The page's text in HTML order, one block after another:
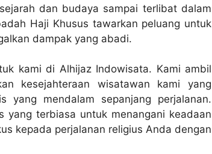
dan budaya sampai terlibat dalam
Haji Khusus tawarkan peluang untuk
dampak yang abadi.
kami di Alhijaz Indowisata. Kami ambil
kesejahteraan wisatawan kami yang
yang mendalam sepanjang perjalanan.
yang terbiasa untuk menangani keadaan
kepada perjalanan religius Anda dengan